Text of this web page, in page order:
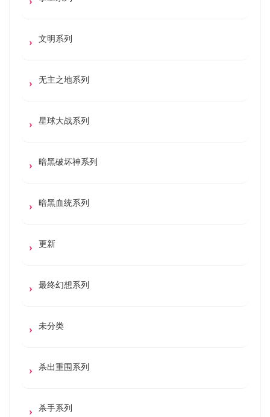
文明系列
无主之地系列
星球大战系列
暗黑破坏神系列
暗黑血统系列
更新
最终幻想系列
未分类
杀出重围系列
杀手系列